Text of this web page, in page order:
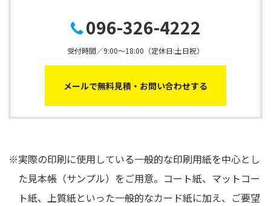
096-326-4222
受付時間／9:00～18:00（定休日:土日祝）
メールで無料見積・お問い合わせする
※実際の印刷に使用している一般的な印刷用紙を中心とし
た見本帳（サンプル）をご用意。コート紙、マットコー
ト紙、上質紙といった一般的なカード紙に加え、ご要望